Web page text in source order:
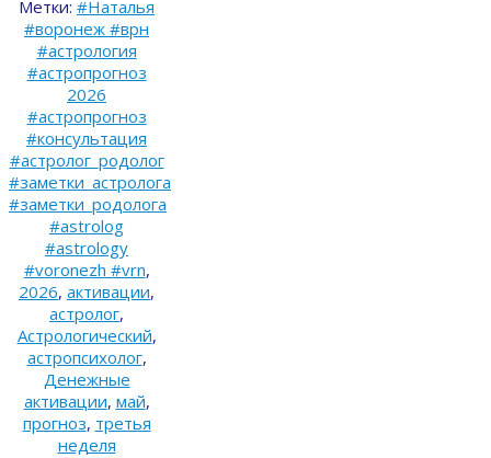
Метки: #Наталья
#воронеж #врн
#астрология
#астропрогноз
2026
#астропрогноз
#консультация
#астролог_родолог
#заметки_астролога
#заметки_родолога
#astrolog
#astrology
#voronezh #vrn,
2026, активации,
астролог,
Астрологический,
астропсихолог,
Денежные
активации, май,
прогноз, третья
неделя